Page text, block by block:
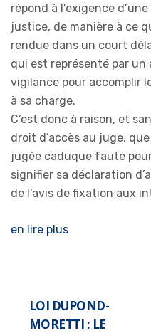
répond à l’exigence
justice, de manière à ce
rendue dans un court
qui est représenté par
vigilance pour accomplir
à sa charge.
C’est donc à raison, et
droit d’accès au juge,
jugée caduque faute
signifier sa déclaration
de l’avis de fixation aux
en lire plus
LOI DUPOND-
MORETTI : LE